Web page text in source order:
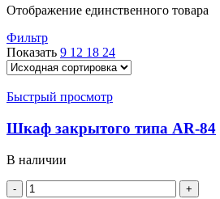
Отображение единственного товара
Фильтр
Показать 9 12 18 24
Быстрый просмотр
Шкаф закрытого типа AR-84
В наличии